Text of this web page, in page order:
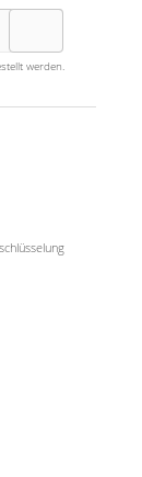
werden.